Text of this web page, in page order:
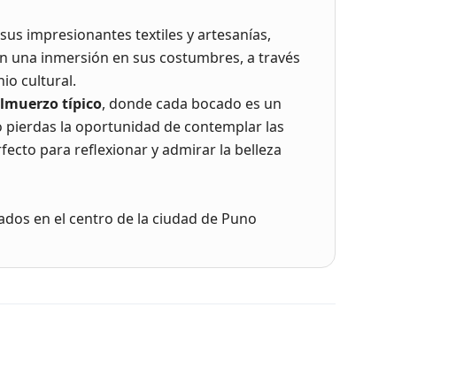
impresionantes textiles y artesanías,
inmersión en sus costumbres, a través
cultural.
típico, donde cada bocado es un
la oportunidad de contemplar las
para reflexionar y admirar la belleza
en el centro de la ciudad de Puno